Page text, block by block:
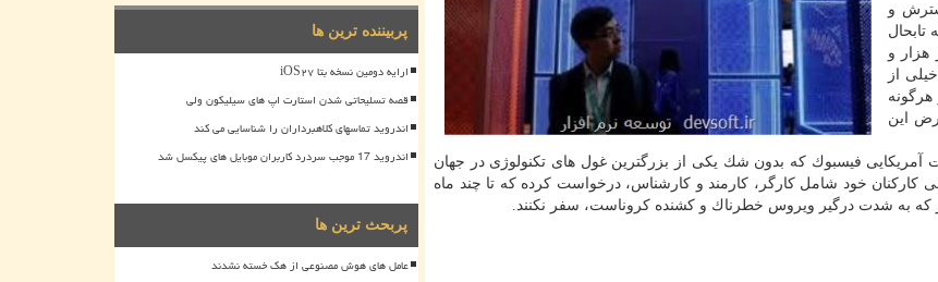
و
بر چهار هزار و
از
این
آمریكایی فیسبوك كه بدون شك یكی از بزرگترین غول های تكنولوژی در جهان
كاركنان خود شامل كارگر، كارمند و كارشناس، درخواست كرده كه تا چند ماه
كه به شدت درگیر ویروس خطرناك و كشنده كروناست، سفر نكنند.
پربیننده ترین ها
ارایه دومین نسخه بتا iOS۲۷
قصه تسلیحاتی شدن استارت اپ های سیلیکون ولی
اندروید تماسهای کلاهبرداران را شناسایی می کند
اندروید 17 موجب سردرد کاربران موبایل های پیکسل شد
پربحث ترین ها
عامل های هوش مصنوعی از هک خسته نشدند